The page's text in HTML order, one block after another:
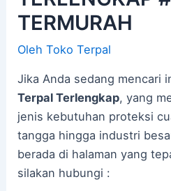
TERMURAH
OlehToko Terpal
Jika Anda sedang mencari
Terpal Terlengkap, yang
jenis kebutuhan proteksi
tangga hingga industri
berada di halaman yang
silakan hubungi :